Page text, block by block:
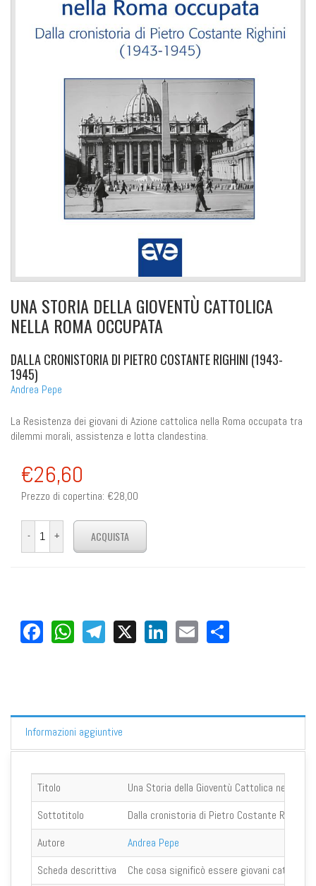
UNA STORIA DELLA GIOVENTÙ CATTOLICA
NELLA ROMA OCCUPATA
DALLA CRONISTORIA DI PIETRO COSTANTE RIGHINI (1943-
1945)
Andrea Pepe
La Resistenza dei giovani di Azione cattolica nella Roma occupata tra
dilemmi morali, assistenza e lotta clandestina.
€26,60
Prezzo di copertina: €28,00
Facebook
WhatsApp
Telegram
X LinkedIn
Email
Informazioni aggiuntive
Titolo
Una Storia della Gioventù Cattolica nella
Sottotitolo
Dalla cronistoria di Pietro Costante Righini
Autore
Andrea Pepe
Scheda descrittiva
Che cosa significò essere giovani cattolici